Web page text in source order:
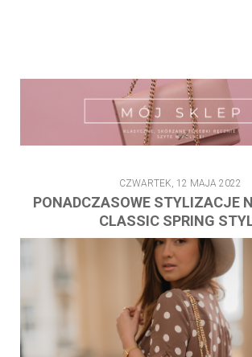
CZWARTEK, 12 MAJA 2022
PONADCZASOWE STYLIZACJE
CLASSIC SPRING